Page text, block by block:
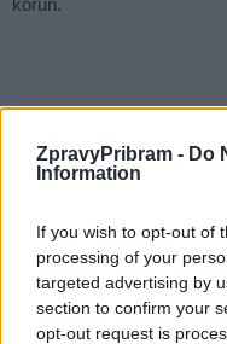
ZpravyPribram - Do
Information
If you wish to opt-out of
processing of your
targeted advertising by
section to confirm your
opt-out request is
korun.
TAGY Dobříš hřiště
sport
Tomáš Vokurka